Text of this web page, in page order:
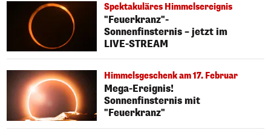
Spektakuläres Himmelsereignis
"Feuerkranz"-
Sonnenfinsternis – jetzt im
LIVE-STREAM
Himmelsgeschenk am 17. Februar
Mega-Ereignis!
Sonnenfinsternis mit
"Feuerkranz"